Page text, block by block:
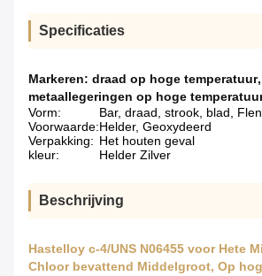
Specificaties
Markeren: draad op hoge temperatuur,
metaallegeringen op hoge
Vorm:
Bar, draad, strook, blad,
Voorwaarde:Helder, Geoxydeerd
Verpakking: Het houten geval
kleur:
Helder Zilver
Beschrijving
Hastelloy c-4/UNS N06455 voor Hete
Chloor bevattend Middelgroot, Op